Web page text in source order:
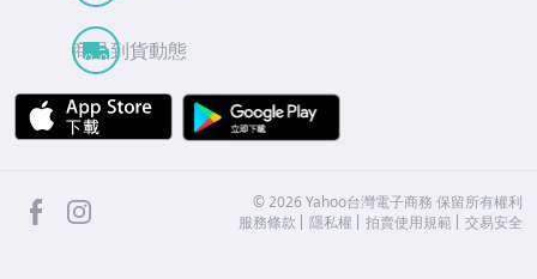
商品到貨動態
APP Store
facebook ©2026 Yahoo台灣電子商務 保留所有權利
服務條款
隱私權 拍賣使用規範 交易安全